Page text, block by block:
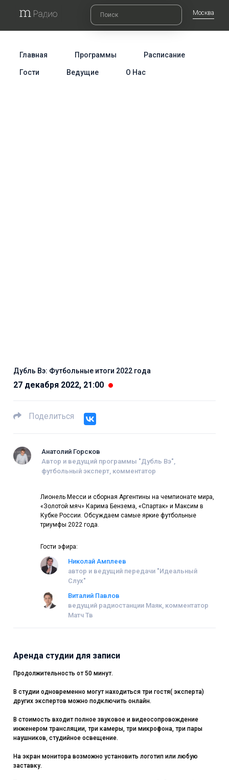
Москва
Главная Программы Расписание
Гости Ведущие О Нас
Дубль Вэ: Футбольные итоги 2022 года
27 декабря 2022, 21:00
Поделиться
Анатолий Горсков
Автор и ведущий программы "Дубль Вэ",
футбольный эксперт, комментатор
Лионель Месси и сборная Аргентины на чемпионате мира,
«Золотой мяч» Карима Бензема, «Спартак» и Максим в
Кубке России. Обсуждаем самые яркие футбольные
триумфы 2022 года.​
Гости эфира:
Николай Амплеев
автор и ведущий передачи "Идеальный
Слух"
Виталий Павлов
ведущий радиостанции Маяк, комментатор
Матч Тв
Аренда студии для записи
Продолжительность от 50 минут.
В студии одновременно могут находиться три гостя( эксперта)
других экспертов можно подключить онлайн.
В стоимость входит полное звуковое и видеосопровождение
инженером трансляции, три камеры, три микрофона, три пары
наушников, студийное освещение.
На экран монитора возможно установить логотип или любую
заставку.